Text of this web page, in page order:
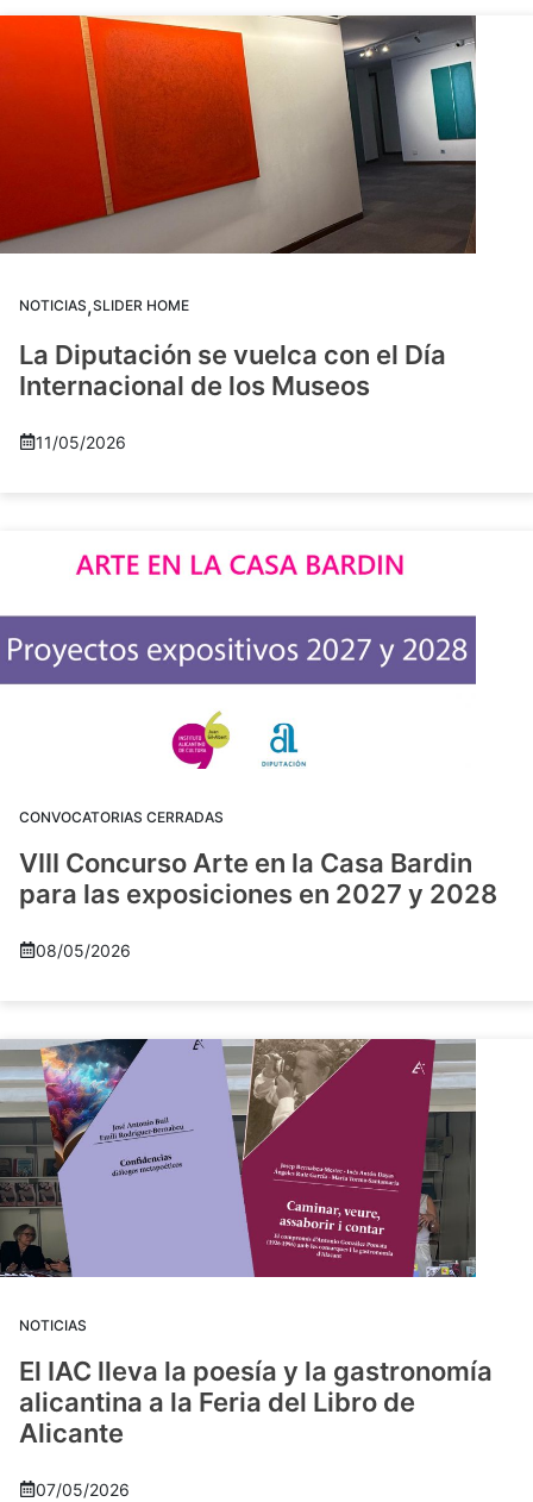
NOTICIAS,SLIDER HOME
La Diputación se vuelca con el Día
Internacional de los Museos
11/05/2026
CONVOCATORIAS CERRADAS
VIII Concurso Arte en la Casa Bardin
para las exposiciones en 2027 y 2028
08/05/2026
NOTICIAS
El IAC lleva la poesía y la gastronomía
alicantina a la Feria del Libro de
Alicante
07/05/2026